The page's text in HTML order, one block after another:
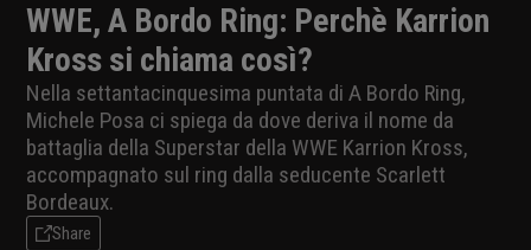
WWE, A Bordo Ring: Perchè Karrion
Kross si chiama così?
Nella settantacinquesima puntata di A Bordo Ring,
Michele Posa ci spiega da dove deriva il nome da
battaglia della Superstar della WWE Karrion Kross,
accompagnato sul ring dalla seducente Scarlett
Bordeaux.
Share